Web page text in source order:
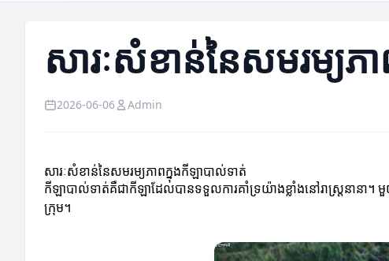
សារៈសំខាន់នៃសមរម្យភ
2026-06-06 Admin
សារៈសំខាន់នៃសមរម្យភាពក្នុងកីឡាបាល់ទាត់
កីឡាបាល់ទាត់គឺជាកីឡាដែលបានទទួលការគាំទ្រយ៉ាងខ្លាំងនៅរាស្ត្រនា
ក្រុម។